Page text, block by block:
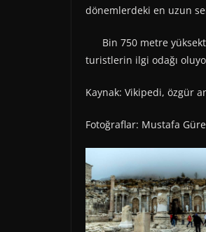
dönemlerdeki en uzun
Bin 750 metre
turistlerin ilgi odağı
Kaynak: Vikipedi, özgür
Fotoğraflar: Mustafa